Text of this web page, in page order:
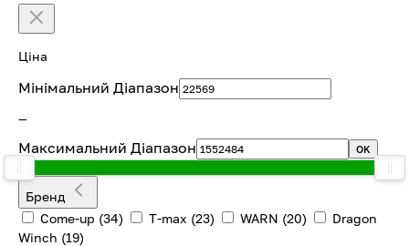
Ціна
Мінімальний Діапазон
—
Максимальний Діапазон OK
Бренд
Come-up (34) T-max (23) WARN (20)
Dragon
Winch (19)